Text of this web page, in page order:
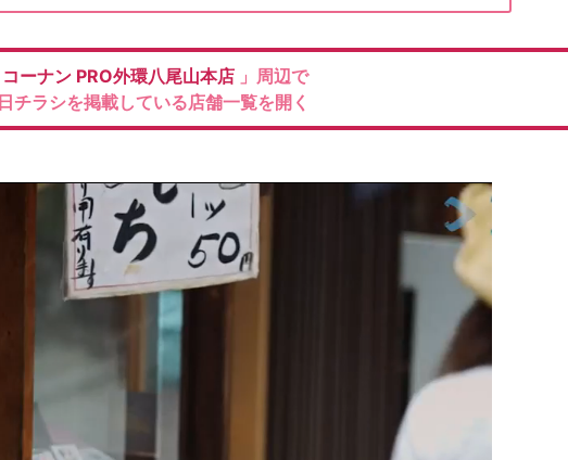
コーナン PRO外環八尾山本店 」周辺で
チラシを掲載している店舗一覧を開く